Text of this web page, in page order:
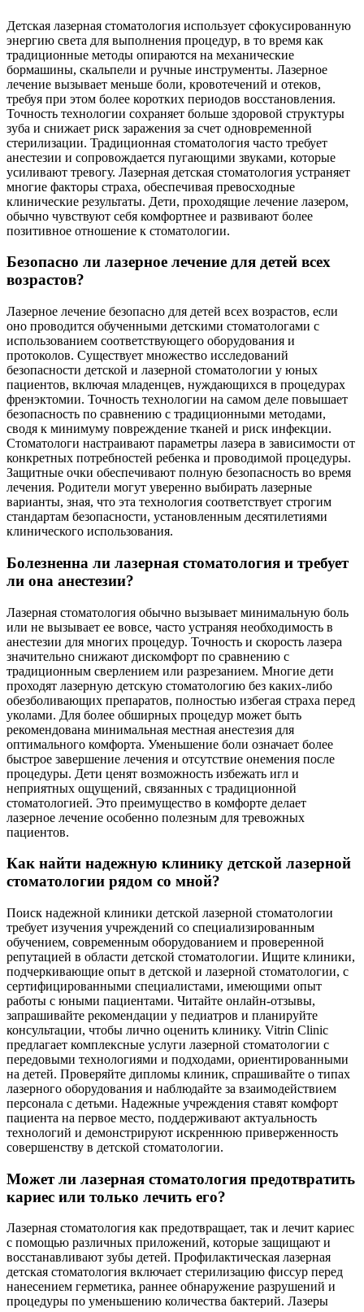
Детская лазерная стоматология использует сфокусированную
энергию света для выполнения процедур, в то время как
традиционные методы опираются на механические
бормашины, скальпели и ручные инструменты. Лазерное
лечение вызывает меньше боли, кровотечений и отеков,
требуя при этом более коротких периодов восстановления.
Точность технологии сохраняет больше здоровой структуры
зуба и снижает риск заражения за счет одновременной
стерилизации. Традиционная стоматология часто требует
анестезии и сопровождается пугающими звуками, которые
усиливают тревогу. Лазерная детская стоматология устраняет
многие факторы страха, обеспечивая превосходные
клинические результаты. Дети, проходящие лечение лазером,
обычно чувствуют себя комфортнее и развивают более
позитивное отношение к стоматологии.
Безопасно ли лазерное лечение для детей всех
возрастов?
Лазерное лечение безопасно для детей всех возрастов, если
оно проводится обученными детскими стоматологами с
использованием соответствующего оборудования и
протоколов. Существует множество исследований
безопасности детской и лазерной стоматологии у юных
пациентов, включая младенцев, нуждающихся в процедурах
френэктомии. Точность технологии на самом деле повышает
безопасность по сравнению с традиционными методами,
сводя к минимуму повреждение тканей и риск инфекции.
Стоматологи настраивают параметры лазера в зависимости от
конкретных потребностей ребенка и проводимой процедуры.
Защитные очки обеспечивают полную безопасность во время
лечения. Родители могут уверенно выбирать лазерные
варианты, зная, что эта технология соответствует строгим
стандартам безопасности, установленным десятилетиями
клинического использования.
Болезненна ли лазерная стоматология и требует
ли она анестезии?
Лазерная стоматология обычно вызывает минимальную боль
или не вызывает ее вовсе, часто устраняя необходимость в
анестезии для многих процедур. Точность и скорость лазера
значительно снижают дискомфорт по сравнению с
традиционным сверлением или разрезанием. Многие дети
проходят лазерную детскую стоматологию без каких-либо
обезболивающих препаратов, полностью избегая страха перед
уколами. Для более обширных процедур может быть
рекомендована минимальная местная анестезия для
оптимального комфорта. Уменьшение боли означает более
быстрое завершение лечения и отсутствие онемения после
процедуры. Дети ценят возможность избежать игл и
неприятных ощущений, связанных с традиционной
стоматологией. Это преимущество в комфорте делает
лазерное лечение особенно полезным для тревожных
пациентов.
Как найти надежную клинику детской лазерной
стоматологии рядом со мной?
Поиск надежной клиники детской лазерной стоматологии
требует изучения учреждений со специализированным
обучением, современным оборудованием и проверенной
репутацией в области детской стоматологии. Ищите клиники,
подчеркивающие опыт в детской и лазерной стоматологии, с
сертифицированными специалистами, имеющими опыт
работы с юными пациентами. Читайте онлайн-отзывы,
запрашивайте рекомендации у педиатров и планируйте
консультации, чтобы лично оценить клинику. Vitrin Clinic
предлагает комплексные услуги лазерной стоматологии с
передовыми технологиями и подходами, ориентированными
на детей. Проверяйте дипломы клиник, спрашивайте о типах
лазерного оборудования и наблюдайте за взаимодействием
персонала с детьми. Надежные учреждения ставят комфорт
пациента на первое место, поддерживают актуальность
технологий и демонстрируют искреннюю приверженность
совершенству в детской стоматологии.
Может ли лазерная стоматология предотвратить
кариес или только лечить его?
Лазерная стоматология как предотвращает, так и лечит кариес
с помощью различных приложений, которые защищают и
восстанавливают зубы детей. Профилактическая лазерная
детская стоматология включает стерилизацию фиссур перед
нанесением герметика, раннее обнаружение разрушений и
процедуры по уменьшению количества бактерий. Лазеры